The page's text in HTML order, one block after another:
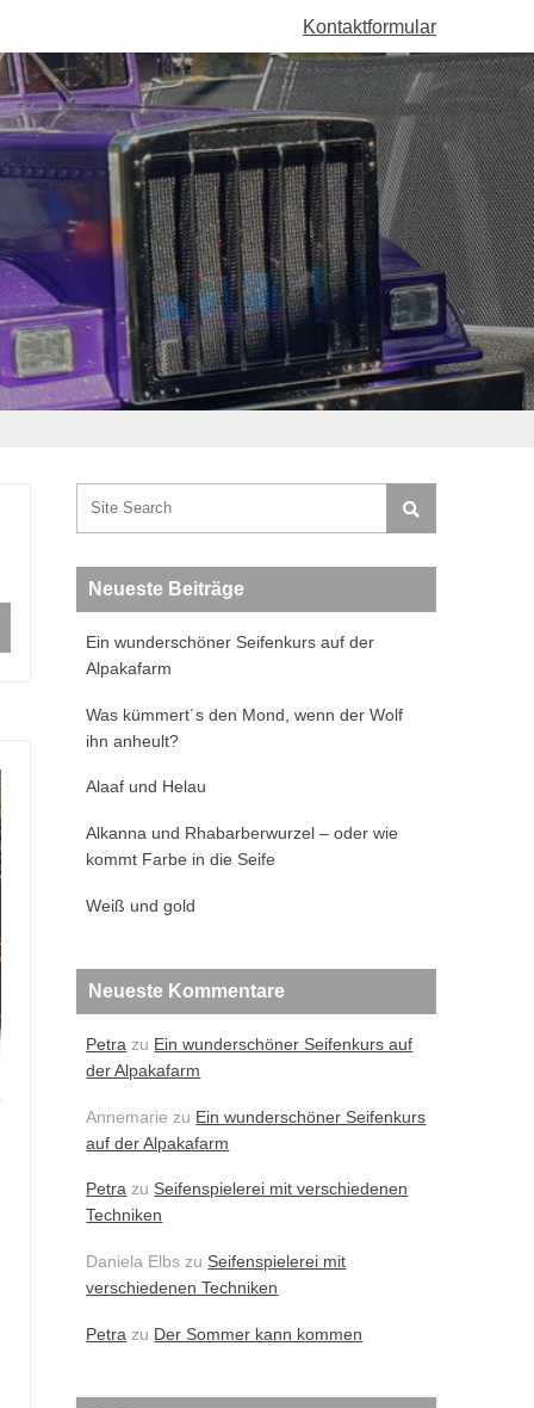
Kontaktformular
Neueste Beiträge
Ein wunderschöner Seifenkurs auf der
Alpakafarm
Was kümmert´s den Mond, wenn der Wolf
ihn anheult?
Alaaf und Helau
Alkanna und Rhabarberwurzel – oder wie
kommt Farbe in die Seife
Weiß und gold
Neueste Kommentare
Petra zu Ein wunderschöner Seifenkurs auf
der Alpakafarm
Annemarie zu Ein wunderschöner Seifenkurs
auf der Alpakafarm
Petra zu Seifenspielerei mit verschiedenen
Techniken
Daniela Elbs zu Seifenspielerei mit
verschiedenen Techniken
Petra zu Der Sommer kann kommen